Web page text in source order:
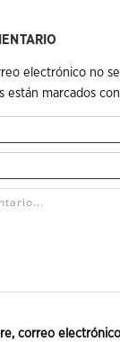
electrónico no
están marcados con
correo